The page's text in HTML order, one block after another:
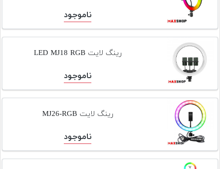
قیمت
دوربین
بله
ناموجود
رینگ لایت LED MJ18 RGB
ناموجود
رینگ لایت MJ26-RGB
ناموجود